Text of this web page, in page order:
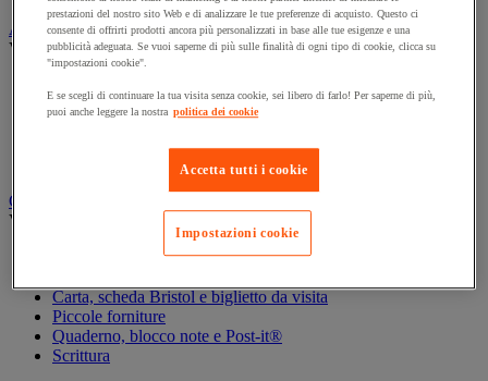
Audiovisivi
Vedi tutte le categorie
Connessione audio e video
Fotocamera, videocamera e binocolo
Insonorizzazione e registrazione professionali
Strumenti per proiezione e videoproiezione
Cancelleria e forniture per ufficio
Vedi tutte le categorie
Agenda, calendario e sottomano
Carta, scheda Bristol e biglietto da visita
Piccole forniture
Quaderno, blocco note e Post-it®
Scrittura
prestazioni del nostro sito Web e di analizzare le tue preferenze di acquisto. Questo ci
consente di offrirti prodotti ancora più personalizzati in base alle tue esigenze e una
pubblicità adeguata. Se vuoi saperne di più sulle finalità di ogni tipo di cookie, clicca su
"impostazioni cookie".
E se scegli di continuare la tua visita senza cookie, sei libero di farlo! Per saperne di più,
puoi anche leggere la nostra politica dei cookie
Accetta tutti i cookie
Impostazioni cookie